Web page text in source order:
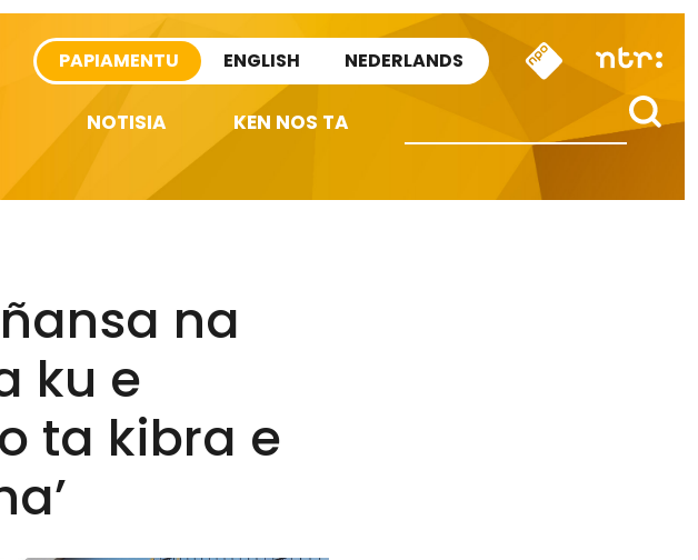
PAPIAMENTU ENGLISH NEDERLANDS
NOTISIA KEN NOS TA
na
ku e
ta kibra e